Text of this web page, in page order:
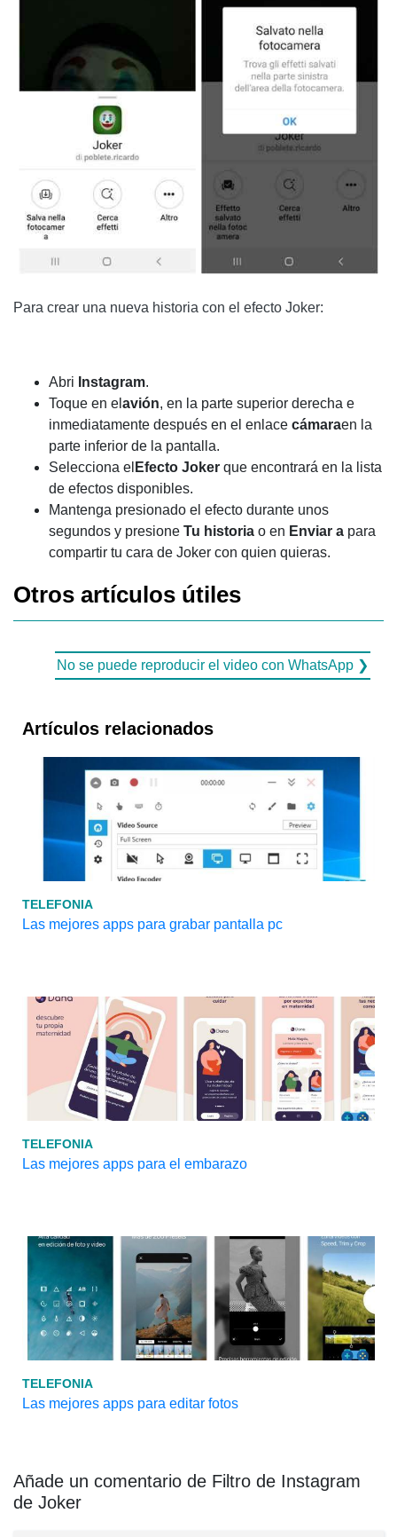
Para crear una nueva historia con el efecto Joker:
Abri Instagram.
Toque en el avión, en la parte superior derecha e
inmediatamente después en el enlace cámaraen la
parte inferior de la pantalla.
Selecciona el Efecto Joker que encontrará en la lista
de efectos disponibles.
Mantenga presionado el efecto durante unos
segundos y presione Tu historia o en Enviar a para
compartir tu cara de Joker con quien quieras.
Otros artículos útiles
No se puede reproducir el video con WhatsApp ❯
Artículos relacionados
TELEFONIA
Las mejores apps para grabar pantalla pc
TELEFONIA
Las mejores apps para el embarazo
TELEFONIA
Las mejores apps para editar fotos
Añade un comentario de Filtro de Instagram
de Joker